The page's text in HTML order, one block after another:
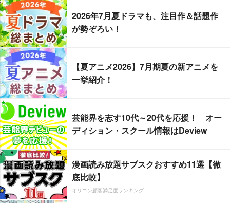
2026年7月夏ドラマも、注目作＆話題作
が勢ぞろい！
【夏アニメ2026】7月期夏の新アニメを
一挙紹介！
芸能界を志す10代～20代を応援！ オー
ディション・スクール情報はDeview
漫画読み放題サブスクおすすめ11選【徹
底比較】
オリコン顧客満足度ランキング